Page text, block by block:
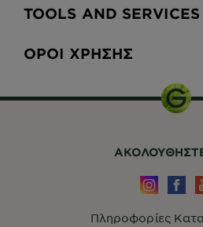
TOOLS AND SERVICES
ΌΡΟΙ ΧΡΉΣΗΣ
Πληροφορίες